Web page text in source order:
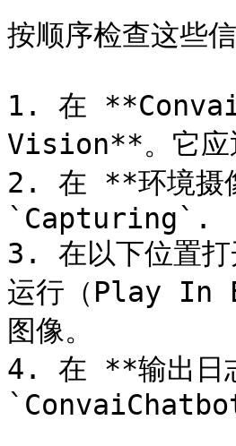
按顺序检查这些信
1. 在 **Convai
Vision**。它
2. 在 **环境摄
`Capturing`.
3. 在以下位置
运行（Play In
图像。
4. 在 **输出日